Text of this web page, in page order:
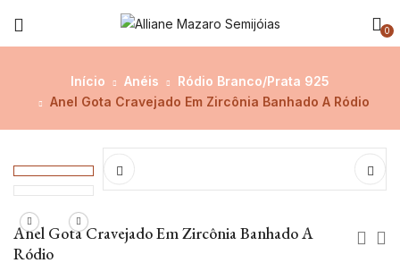
0
Início Anéis
Ródio Branco/Prata 925
Anel Gota Cravejado Em Zircônia Banhado A Ródio
Anel Gota Cravejado Em Zircônia Banhado A
Ródio